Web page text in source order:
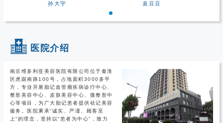
孙大宇 袁豆豆
医院介绍
南京维多利亚美容医院有限公司位于秦淮
区虎踞南路100号，占地面积3000多平
方，专业开展胎记血管瘤疾病诊疗中心、
整形美容中心、皮肤美容中心、微整形中
心等项目，为广大胎记患者提供祛记美容
服务。医院秉承“诚实、严谨、顾客至
上”的理念，坚持以“患者为中心”，致力